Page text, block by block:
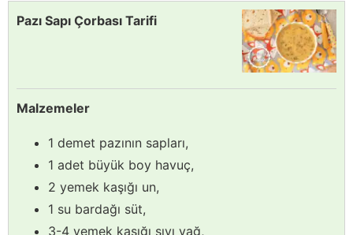
Pazı Sapı Çorbası Tarifi
Malzemeler
1 demet pazının sapları,
1 adet büyük boy havuç,
2 yemek kaşığı un,
1 su bardağı süt,
3-4 yemek kaşığı sıvı yağ,